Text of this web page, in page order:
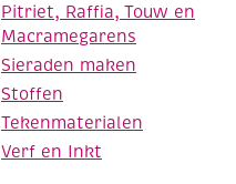
Pitriet, Raffia, Touw en
Macramegarens
Sieraden maken
Stoffen
Tekenmaterialen
Verf en Inkt